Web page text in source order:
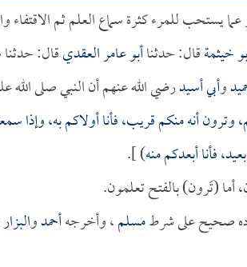
يستحب للمرء كثرة سماع العلم ثم الاقتفاء
خيثمةقال: حدثناأبو عامر العقديقال: حدثنا
وأبي أسيدرضي الله عنهم أن النبي صلى الله
وترون أنه منكم قريب، فأنا أولاكم به، وإذا
فأنا أبعدكم منه) ].
(تَرون) بالفتح تعلمون.
صحيح على شرطمسلم، وأخرجهأحمدوالبزار